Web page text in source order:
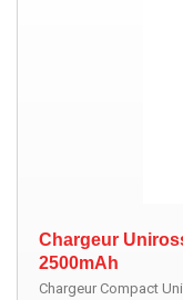
Chargeur
2500mAh
Chargeur Compact